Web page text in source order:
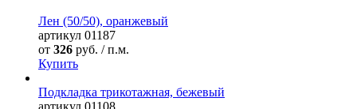
Лен (50/50), оранжевый
артикул 01187
от 326 руб. / п.м.
Купить
Подкладка трикотажная, бежевый
артикул 01108